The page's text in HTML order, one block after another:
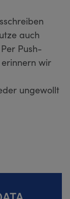
auch
Push-
wir
ungewollt